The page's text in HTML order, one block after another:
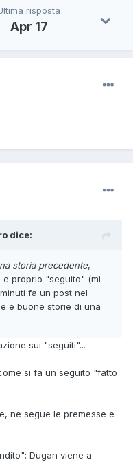
risposta
Apr 17
dice:
storia precedente,
proprio "seguito" (mi
fa un post nel
e buone storie di una
sui "seguiti"...
si fa un seguito "fatto
ne segue le premesse e
Dugan viene a